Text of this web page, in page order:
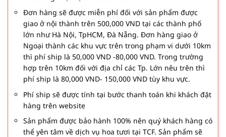
Đơn hàng sẽ được miễn phí đối với sản phẩm được
giao ở nội thành trên 500,000 VND tại các thành phố
lớn như Hà Nội, TpHCM, Đà Nẵng. Đơn hàng giao ở
Ngoại thành các khu vực trên trong phạm vi dưới 10km
thì phí ship là 50,000 VND -80,000 VND. Trong trường
hợp trên 10km đối với địa chỉ các Tp. Lớn nêu trên thì
phí ship là 80,000 VND- 150,000 VND tùy khu vực.
Phí ship sẽ được tính tại bước thanh toán khi khách đặt
hàng trên website
Sản phẩm được bảo hành 100% nên quý khách hàng có
thể yên tâm về dịch vụ hoa tươi tại TCF. Sản phẩm sẽ